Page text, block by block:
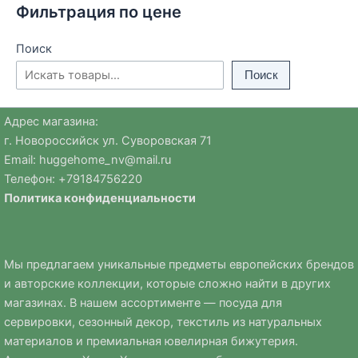
Фильтрация по цене
Поиск
Поиск
Адрес магазина:
г. Новороссийск ул. Суворовская 71
Email: huggehome_nv@mail.ru
Телефон: +79184756220
Политика конфиденциальности
Мы предлагаем уникальные предметы европейских брендов
и авторские коллекции, которые сложно найти в других
магазинах. В нашем ассортименте — посуда для
сервировки, сезонный декор, текстиль из натуральных
материалов и премиальная ювелирная бижутерия.